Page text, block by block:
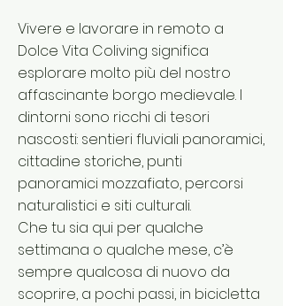
Vivere e lavorare in remoto a
Dolce Vita Coliving significa
esplorare molto più del nostro
affascinante borgo medievale. I
dintorni sono ricchi di tesori
nascosti: sentieri fluviali panoramici,
cittadine storiche, punti
panoramici mozzafiato, percorsi
naturalistici e siti culturali.
Che tu sia qui per qualche
settimana o qualche mese, c’è
sempre qualcosa di nuovo da
scoprire, a pochi passi, in bicicletta